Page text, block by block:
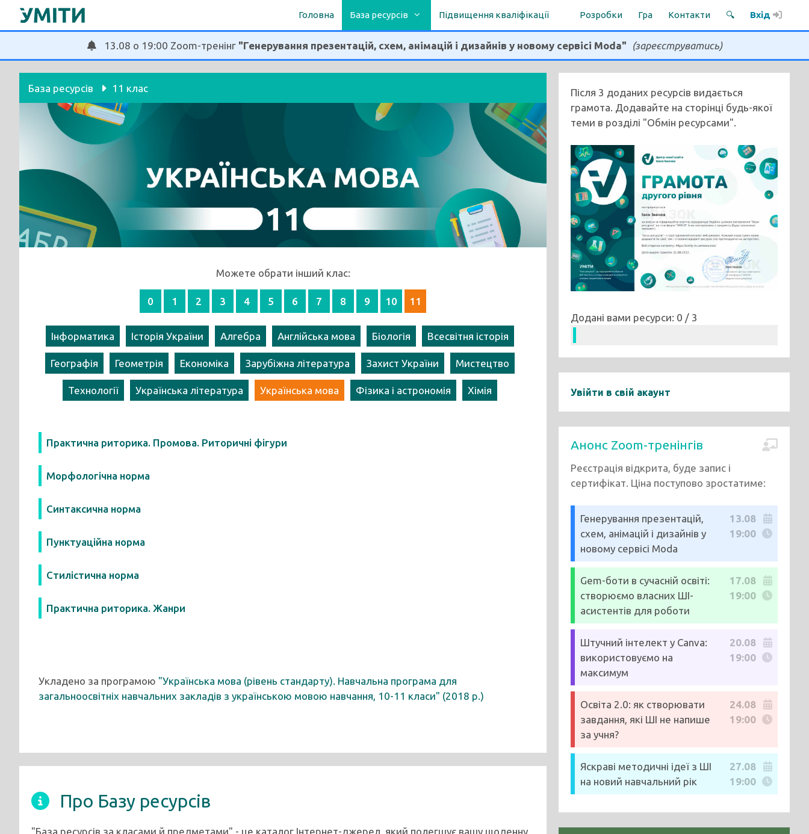
Перейти
Головна База ресурсів Підвищення кваліфікації Розробки Гра Контакти 🔍 Вхід
13.08 о 19:00 Zoom-тренінг "Генерування презентацій, схем, анімацій і дизайнів у новому сервісі Moda" (зареєструватись)
База ресурсів 11 клас
Можете обрати інший клас:
0 1 2 3 4 5 6 7 8 9 10 11
Інформатика Історія України Алгебра Англійська мова Біологія Всесвітня історія
Географія Геометрія Економіка Зарубіжна література Захист України Мистецтво
Технології Українська література Українська мова Фізика і астрономія Хімія
Практична риторика. Промова. Риторичні фігури
Морфологічна норма
Синтаксична норма
Пунктуаційна норма
Стилістична норма
Практична риторика. Жанри
Укладено за програмою "Українська мова (рівень стандарту). Навчальна програма для
загальноосвітніх навчальних закладів з українською мовою навчання, 10-11 класи" (2018 р.)
Про Базу ресурсів
"База ресурсів за класами й предметами" - це каталог Інтернет-джерел, який полегшує вашу щоденну
Після 3 доданих ресурсів видається
грамота. Додавайте на сторінці будь-якої
теми в розділі "Обмін ресурсами".
Додані вами ресурси: 0 / 3
Увійти в свій акаунт
Анонс Zoom-тренінгів
Реєстрація відкрита, буде запис і
сертифікат. Ціна поступово зростатиме:
Генерування презентацій,
схем, анімацій і дизайнів у
новому сервісі Moda
13.08
19:00
Gem-боти в сучасній освіті:
створюємо власних ШІ-
асистентів для роботи
17.08
19:00
Штучний інтелект у Canva:
використовуємо на
максимум
20.08
19:00
Освіта 2.0: як створювати
завдання, які ШІ не напише
за учня?
24.08
19:00
Яскраві методичні ідеї з ШІ
на новий навчальний рік
27.08
19:00